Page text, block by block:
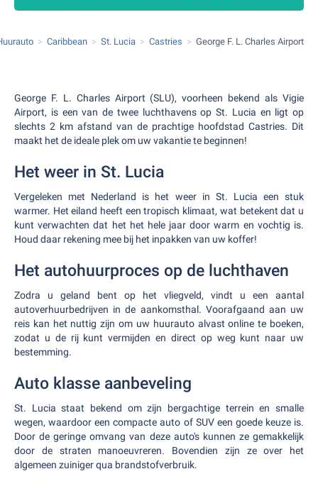
Caribbean St. Lucia Castries George F. L. Charles Airport
George F. L. Charles Airport (SLU), voorheen bekend als Vigie
Airport, is een van de twee luchthavens op St. Lucia en ligt op
slechts 2 km afstand van de prachtige hoofdstad Castries. Dit
maakt het de ideale plek om uw vakantie te beginnen!
Het weer in St. Lucia
Vergeleken met Nederland is het weer in St. Lucia een stuk
warmer. Het eiland heeft een tropisch klimaat, wat betekent dat u
kunt verwachten dat het het hele jaar door warm en vochtig is.
Houd daar rekening mee bij het inpakken van uw koffer!
Het autohuurproces op de luchthaven
Zodra u geland bent op het vliegveld, vindt u een aantal
autoverhuurbedrijven in de aankomsthal. Voorafgaand aan uw
reis kan het nuttig zijn om uw huurauto alvast online te boeken,
zodat u de rij kunt vermijden en direct op weg kunt naar uw
bestemming.
Auto klasse aanbeveling
St. Lucia staat bekend om zijn bergachtige terrein en smalle
wegen, waardoor een compacte auto of SUV een goede keuze is.
Door de geringe omvang van deze auto's kunnen ze gemakkelijk
door de straten manoeuvreren. Bovendien zijn ze over het
algemeen zuiniger qua brandstofverbruik.